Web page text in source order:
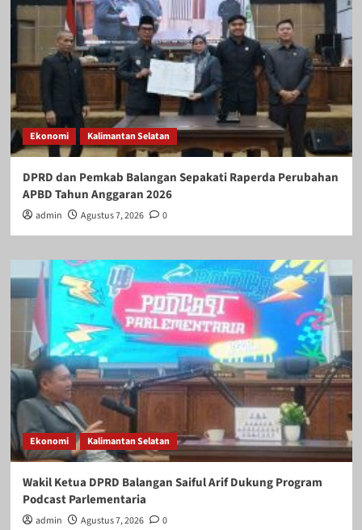
Ekonomi Kalimantan Selatan
DPRD dan Pemkab Balangan Sepakati Raperda Perubahan
APBD Tahun Anggaran 2026
admin Agustus 7, 2026 0
Ekonomi Kalimantan Selatan
Wakil Ketua DPRD Balangan Saiful Arif Dukung Program
Podcast Parlementaria
admin Agustus 7, 2026 0